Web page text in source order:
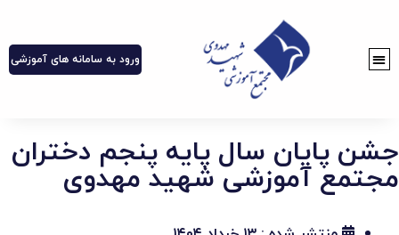
ورود به سامانه های آموزشی
جشن پایان سال پایه پنجم دختران
مجتمع آموزشی شهید مهدوی